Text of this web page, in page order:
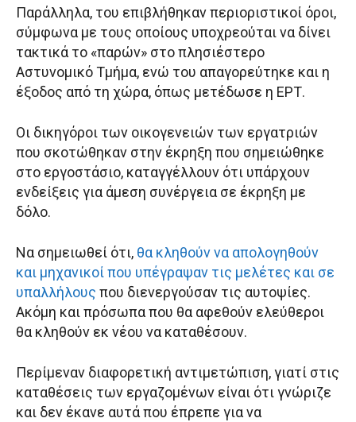
Παράλληλα, του επιβλήθηκαν περιοριστικοί όροι,
σύμφωνα με τους οποίους υποχρεούται να δίνει
τακτικά το «παρών» στο πλησιέστερο
Αστυνομικό Τμήμα, ενώ του απαγορεύτηκε και η
έξοδος από τη χώρα, όπως μετέδωσε η ΕΡΤ.
Οι δικηγόροι των οικογενειών των εργατριών
που σκοτώθηκαν στην έκρηξη που σημειώθηκε
στο εργοστάσιο, καταγγέλλουν ότι υπάρχουν
ενδείξεις για άμεση συνέργεια σε έκρηξη με
δόλο.
Να σημειωθεί ότι, θα κληθούν να απολογηθούν
και μηχανικοί που υπέγραψαν τις μελέτες και σε
υπαλλήλους που διενεργούσαν τις αυτοψίες.
Ακόμη και πρόσωπα που θα αφεθούν ελεύθεροι
θα κληθούν εκ νέου να καταθέσουν.
Περίμεναν διαφορετική αντιμετώπιση, γιατί στις
καταθέσεις των εργαζομένων είναι ότι γνώριζε
και δεν έκανε αυτά που έπρεπε για να